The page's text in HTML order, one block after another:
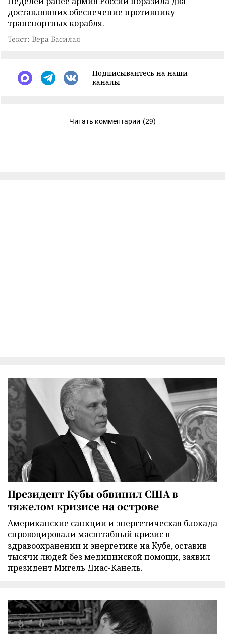
доставлявших обеспечение противнику
транспортных корабля.
Текст: Вера Басилая
Подписывайтесь на наши
каналы
Читать комментарии (29)
Президент Кубы обвинил США в
тяжелом кризисе на острове
Американские санкции и энергетическая блокада
спровоцировали масштабный кризис в
здравоохранении и энергетике на Кубе, оставив
тысячи людей без медицинской помощи, заявил
президент Мигель Диас-Канель.